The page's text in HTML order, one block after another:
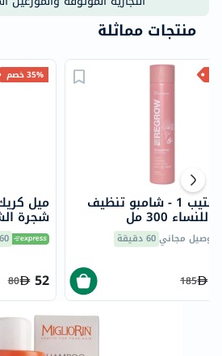
منتجات مماثلة
35% خصم
ميل
شجرة
60 دقيقة
52
80
ريجرو ستيب 1 - شامبو تنظيف
300 مل
توصيل مجاني60 دقيقة
185